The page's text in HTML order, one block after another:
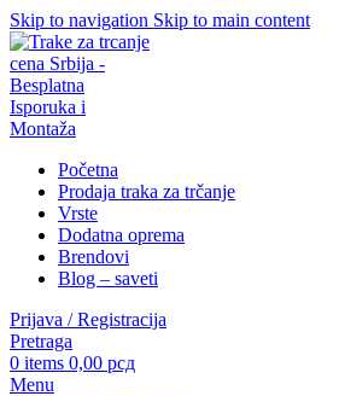
Skip to navigation Skip to main content
Početna
Prodaja traka za trčanje
Vrste
Dodatna oprema
Brendovi
Blog – saveti
Prijava / Registracija
Pretraga
0 items 0,00 рсд
Menu